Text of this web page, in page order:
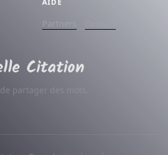
Partners
partager des mots.